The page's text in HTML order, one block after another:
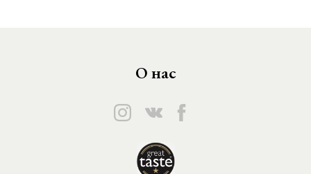
О нас